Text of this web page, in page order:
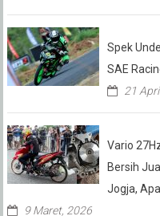
Spek
SAE
21
Vario
Bersih
Jogja,
9 Maret, 2026